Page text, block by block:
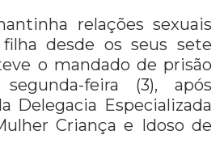
relações sexuais
desde os seus sete
o mandado de prisão
feira (3), após
Delegacia Especializada
Criança e Idoso de